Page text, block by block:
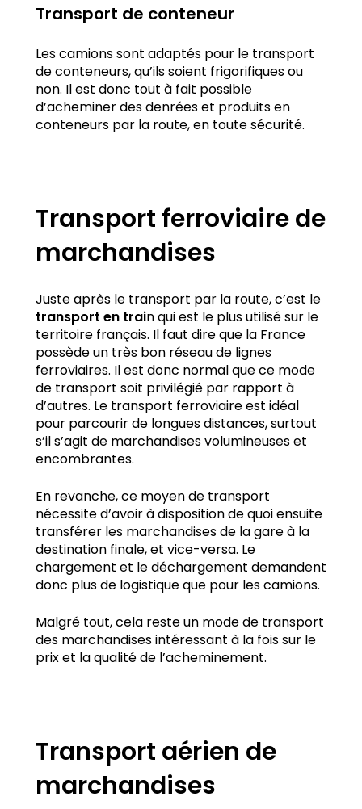
Transport de conteneur
Les camions sont adaptés pour le transport
de conteneurs, qu’ils soient frigorifiques ou
non. Il est donc tout à fait possible
d’acheminer des denrées et produits en
conteneurs par la route, en toute sécurité.
Transport ferroviaire de
marchandises
Juste après le transport par la route, c’est le
transport en train qui est le plus utilisé sur le
territoire français. Il faut dire que la France
possède un très bon réseau de lignes
ferroviaires. Il est donc normal que ce mode
de transport soit privilégié par rapport à
d’autres. Le transport ferroviaire est idéal
pour parcourir de longues distances, surtout
s’il s’agit de marchandises volumineuses et
encombrantes.
En revanche, ce moyen de transport
nécessite d’avoir à disposition de quoi ensuite
transférer les marchandises de la gare à la
destination finale, et vice-versa. Le
chargement et le déchargement demandent
donc plus de logistique que pour les camions.
Malgré tout, cela reste un mode de transport
des marchandises intéressant à la fois sur le
prix et la qualité de l’acheminement.
Transport aérien de
marchandises